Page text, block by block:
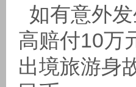
如有意外
高赔付10万
出境旅游身